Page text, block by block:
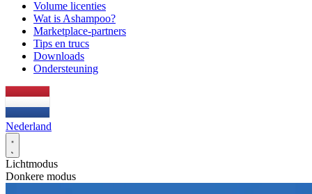
Volume licenties
Wat is Ashampoo?
Marketplace-partners
Tips en trucs
Downloads
Ondersteuning
Nederland
Lichtmodus
Donkere modus